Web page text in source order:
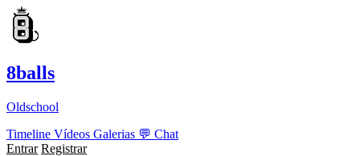
8balls
Oldschool
Timeline Vídeos Galerias 💬 Chat
Entrar Registrar